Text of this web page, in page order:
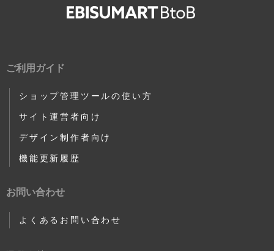
ご利用ガイド
ショップ管理ツールの使い方
サイト運営者向け
デザイン制作者向け
機能更新履歴
お問い合わせ
よくあるお問い合わせ